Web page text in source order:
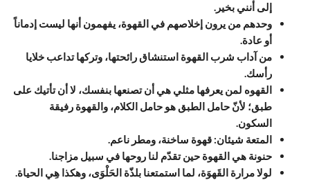
إلى أنني بخير.
وحدهم من يرون إخلاصهم في القهوة، يفهمون أنها ليست إدماناً
أو عادة.
من آداب شرب القهوة استنشاق رائحتها، وتركها تداعب خلايا
رأسك.
القهوه لمن يعرفها مثلي هي أن تصنعها بنفسك، لا أن تأتيك على
طبق؛ لأنّ حامل الطبق هو حامل الكلام، والقهوة رفيقة
السكون.
المتعة شيئان: قهوة ساخنة، ومطر ناعم.
حنونة هي القهوة حين تقدّم لنا روحها في سبيل مزاجنا.
لولا مرارة القَهوَة، لما استمتعنا بلذّة الحَلْوَى، وهكذا هِي الحياة.